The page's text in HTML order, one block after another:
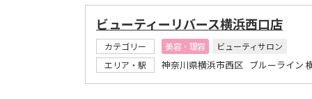
ビューティーリバース横浜西口店
カテゴリー 美容・理容
ビューティサロン
エリア・駅
神奈川県横浜市西区 ブルーライン